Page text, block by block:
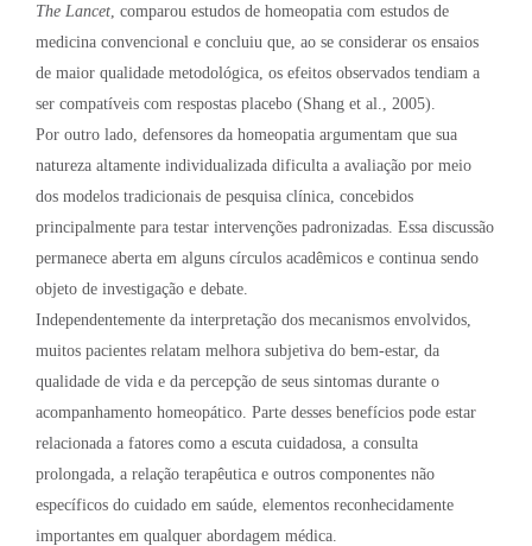
The Lancet , comparou estudos de homeopatia com estudos de
medicina convencional e concluiu que, ao se considerar os ensaios
de maior qualidade metodológica, os efeitos observados tendiam a
ser compatíveis com respostas placebo (Shang et al., 2005).
Por outro lado, defensores da homeopatia argumentam que sua
natureza altamente individualizada dificulta a avaliação por meio
dos modelos tradicionais de pesquisa clínica, concebidos
principalmente para testar intervenções padronizadas. Essa discussão
permanece aberta em alguns círculos acadêmicos e continua sendo
objeto de investigação e debate.
Independentemente da interpretação dos mecanismos envolvidos,
muitos pacientes relatam melhora subjetiva do bem-estar, da
qualidade de vida e da percepção de seus sintomas durante o
acompanhamento homeopático. Parte desses benefícios pode estar
relacionada a fatores como a escuta cuidadosa, a consulta
prolongada, a relação terapêutica e outros componentes não
específicos do cuidado em saúde, elementos reconhecidamente
importantes em qualquer abordagem médica.